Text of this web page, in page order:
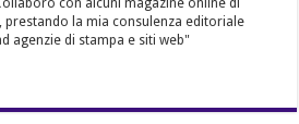
con alcuni magazine online di
prestando la mia consulenza editoriale
agenzie di stampa e siti web"